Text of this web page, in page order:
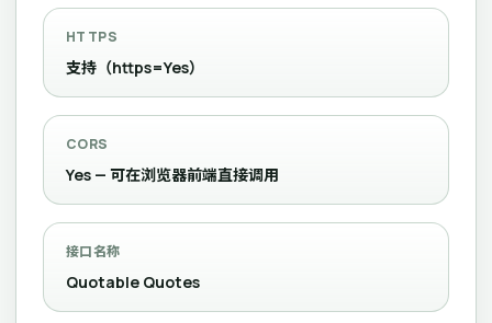
HTTPS
支持（https=Yes）
CORS
Yes — 可在浏览器前端直接调用
接口名称
Quotable Quotes